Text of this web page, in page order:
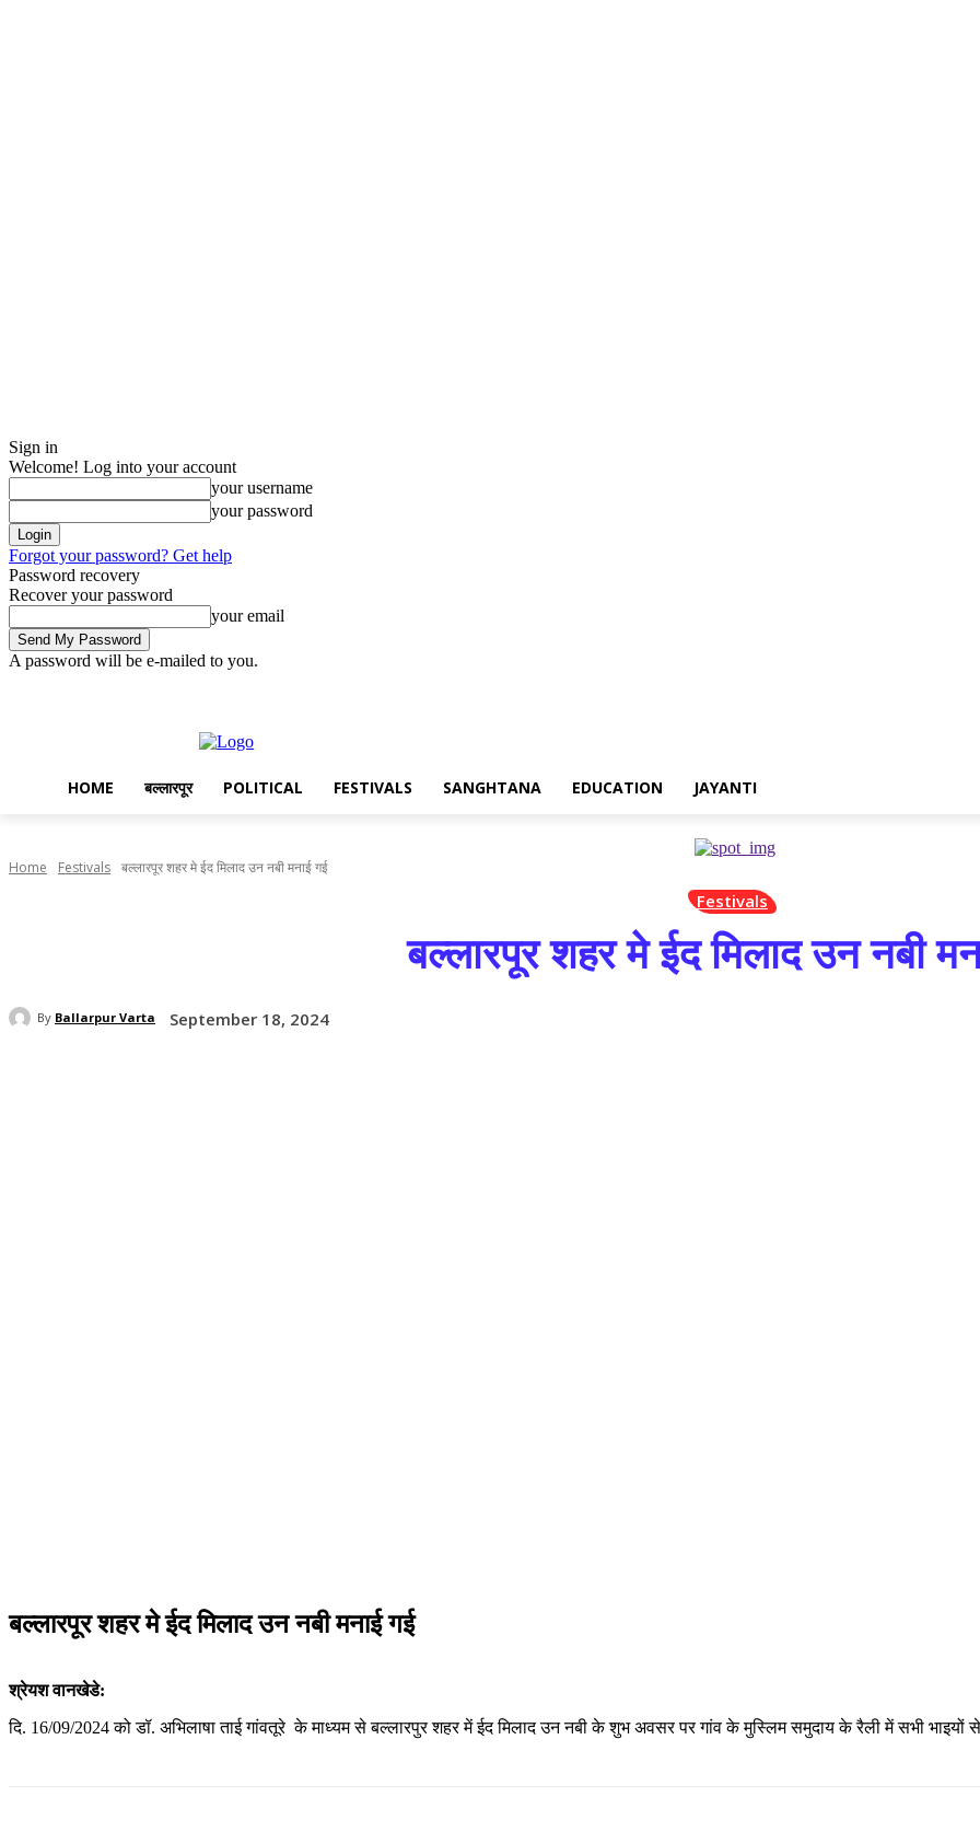
Sign in
Welcome! Log into your account
your username
your password
Forgot your password? Get help
Password recovery
Recover your password
your email
A password will be e-mailed to you.
HOME बल्लारपूर POLITICAL FESTIVALS SANGHTANA EDUCATION JAYANTI
Home Festivals बल्लारपूर शहर मे ईद मिलाद उन नबी मनाई गई
Festivals
बल्लारपूर शहर मे ईद मिलाद उन नबी
By Ballarpur Varta September 18, 2024
बल्लारपूर शहर मे ईद मिलाद उन नबी मनाई गई
श्रेयश वानखेडे:
दि. 16/09/2024 को डॉ. अभिलाषा ताई गांवतूरे के माध्यम से बल्लारपुर शहर में ईद मिलाद उन नबी के शुभ अवसर पर गांव के मुस्लिम समुदाय के रैली में सभी